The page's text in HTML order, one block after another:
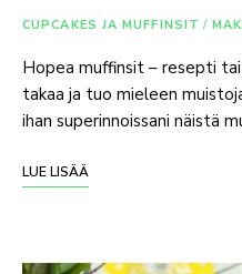
CUPCAKES JA MUFFINSIT /
Hopea muffinsit – resepti
takaa ja tuo mieleen
ihan superinnoissani näistä
LUE LISÄÄ